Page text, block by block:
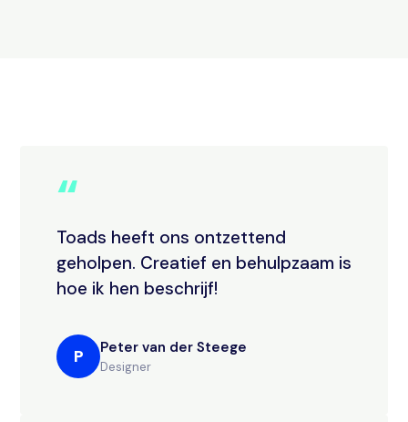
“
Toads heeft ons ontzettend
geholpen. Creatief en behulpzaam is
hoe ik hen beschrijf!
P Peter van der Steege
Designer